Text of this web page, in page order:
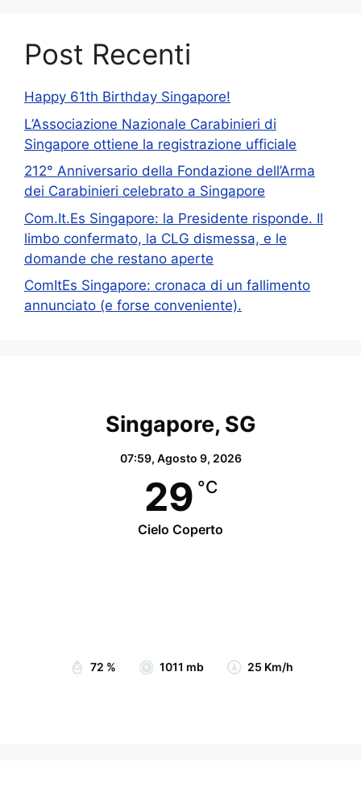
Post Recenti
Happy 61th Birthday Singapore!
L’Associazione Nazionale Carabinieri di
Singapore ottiene la registrazione ufficiale
212° Anniversario della Fondazione dell’Arma
dei Carabinieri celebrato a Singapore
Com.It.Es Singapore: la Presidente risponde. Il
limbo confermato, la CLG dismessa, e le
domande che restano aperte
ComItEs Singapore: cronaca di un fallimento
annunciato (e forse conveniente).
Singapore, SG
07:59, Agosto 9, 2026
29 °C
Cielo Coperto
72 % 1011 mb 25 Km/h